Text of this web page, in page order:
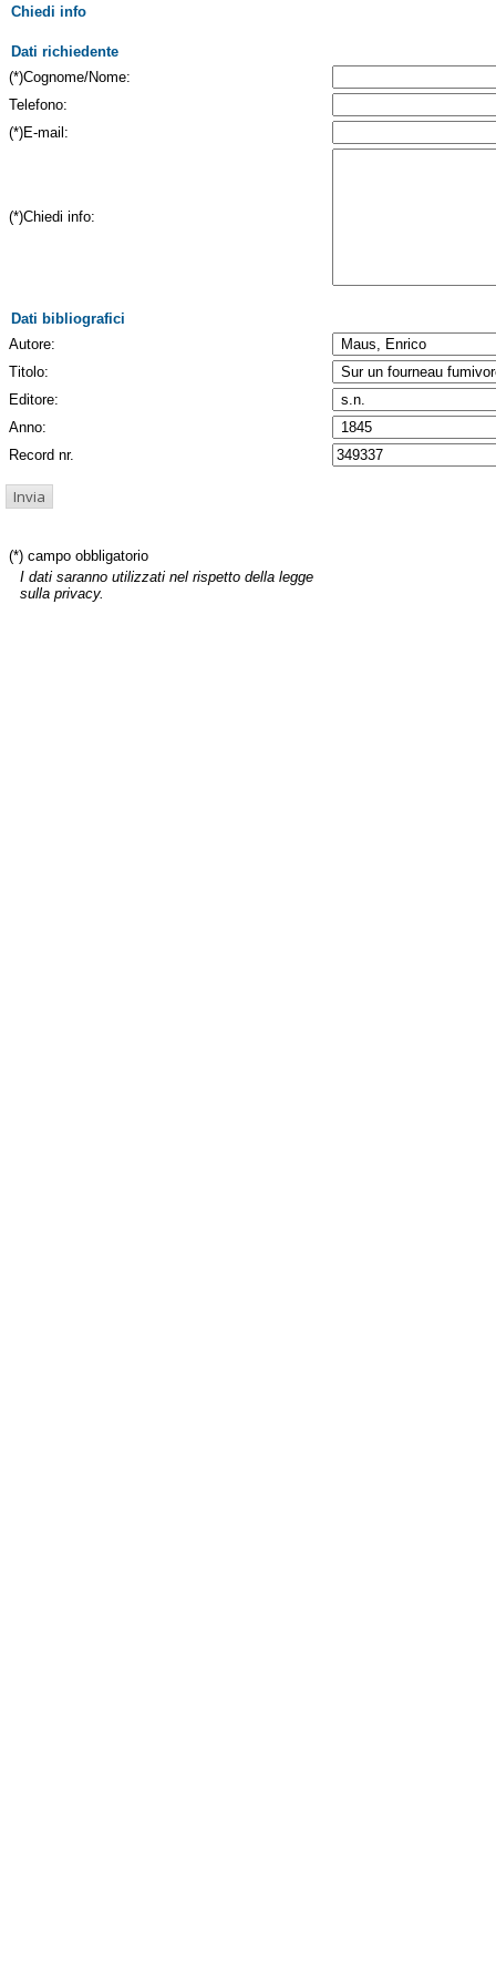
Chiedi info
Dati richiedente
(*)Cognome/Nome:
Telefono:
(*)E-mail:
(*)Chiedi info:
Dati bibliografici
Autore:
Titolo:
Editore:
Anno:
Record nr.
(*) campo obbligatorio
I dati saranno utilizzati nel rispetto della legge
sulla privacy.